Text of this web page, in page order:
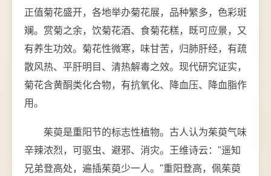
正值菊花盛开，各地举办菊花展，品种繁多，色彩斑
斓。赏菊之余，饮菊花酒、食菊花糕，既可应景，又
有养生功效。菊花性微寒，味甘苦，归肺肝经，有疏
散风热、平肝明目、清热解毒之效。现代研究证实，
菊花含黄酮类化合物，有抗氧化、降血压、降血脂作
用。
茱萸是重阳节的标志性植物。古人认为茱萸气味
辛辣浓烈，可驱虫、避邪、消灾。王维诗云："遥知
兄弟登高处，遍插茱萸少一人。"重阳登高，佩茱萸